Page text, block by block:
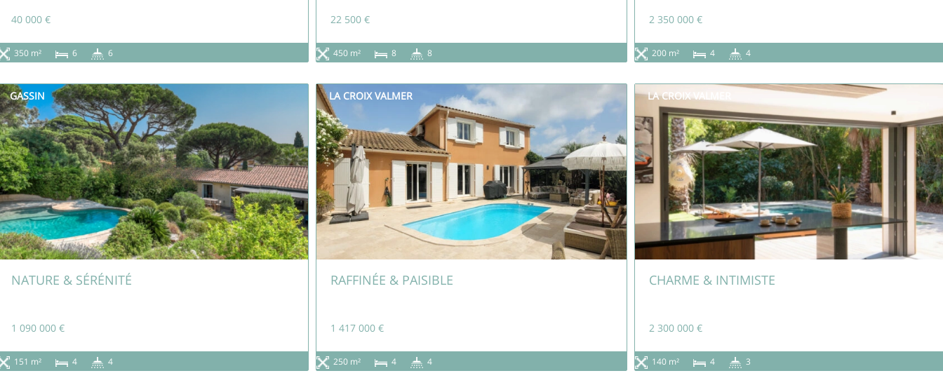
40 000 €
350 m² 6 6
22 500 €
450 m² 8 8
2 350 000 €
200 m² 4 4
GASSIN
NATURE & SÉRÉNITÉ
1 090 000 €
151 m² 4 4
LA CROIX VALMER
RAFFINÉE & PAISIBLE
1 417 000 €
250 m² 4 4
LA CROIX VALMER
CHARME & INTIMISTE
2 300 000 €
140 m² 4 3